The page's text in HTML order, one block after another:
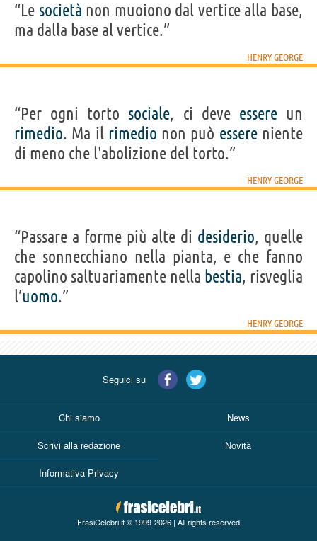
“Le società non muoiono dal vertice alla base,
ma dalla base al vertice.”
HENRY GEORGE
“Per ogni torto sociale, ci deve essereun
rimedio. Ma il rimedio non può essereniente
di meno che l'abolizione del torto.”
HENRY GEORGE
“Passare a forme più alte di desiderio, quelle
che sonnecchiano nella pianta, e che fanno
capolino saltuariamente nella bestia, risveglia
l’uomo.”
HENRY GEORGE
Seguici su
Chi siamo News
Scrivi alla redazione Novità
Informativa Privacy
FrasiCelebri.it © 1999-2026 | All rights reserved